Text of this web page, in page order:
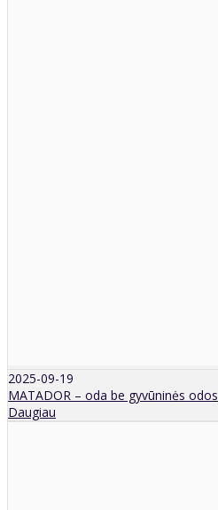
2025-09-19
MATADOR – oda be gyvūninės odos
Daugiau